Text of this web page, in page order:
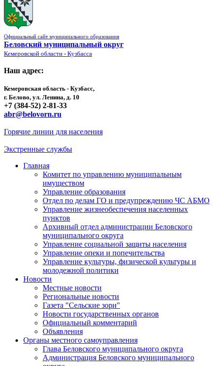
Официальный сайт муниципального образования
Беловский муниципальный округ
Кемеровской области - Кузбасса
Наш адрес:
Кемеровская область - Кузбасс,
г. Белово, ул. Ленина, д. 10
+7 (384-52) 2-81-33
abr@belovorn.ru
Горячие линии для населения
Экстренные службы
Главная
Комитет по управлению муниципальным
имуществом
Управление образования
Отдел по делам ГО и предупреждению ЧС АБМО
Управление жизнеобеспечения населенных
пунктов
Архивный отдел администрации Беловского
муниципального округа
Управление социальной защиты населения
Управление опеки и попечительства
Управление культуры, физической культуры и
молодежной политики
Новости
Местные новости
Региональные новости
Газета "Сельские зори"
Новости государственных органов
Официальный комментарий
Объявления
Органы местного самоуправления
Глава Беловского муниципального округа
Администрация Беловского муниципального